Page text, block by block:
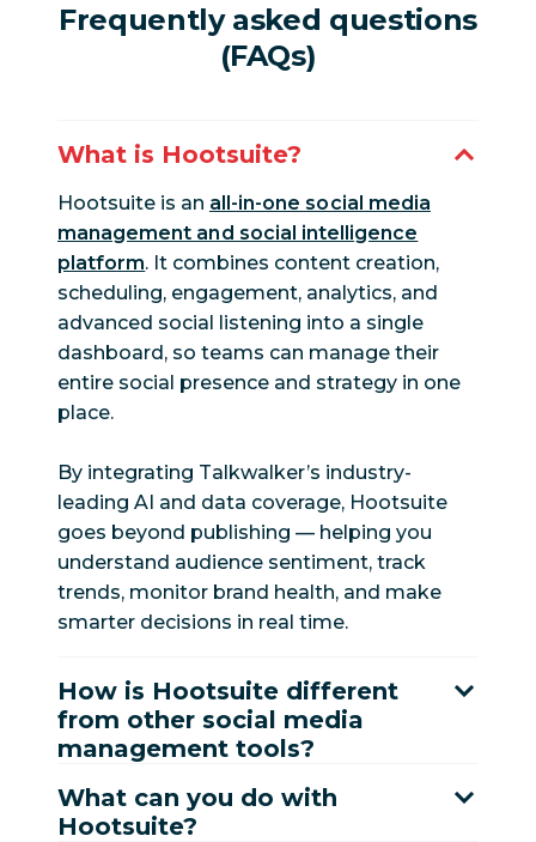
Frequently asked questions
(FAQs)
What is Hootsuite?
Hootsuite is an all-in-one social media
management and social intelligence
platform. It combines content creation,
scheduling, engagement, analytics, and
advanced social listening into a single
dashboard, so teams can manage their
entire social presence and strategy in one
place.
By integrating Talkwalker’s industry-
leading AI and data coverage, Hootsuite
goes beyond publishing — helping you
understand audience sentiment, track
trends, monitor brand health, and make
smarter decisions in real time.
How is Hootsuite different
from other social media
management tools?
What can you do with
Hootsuite?